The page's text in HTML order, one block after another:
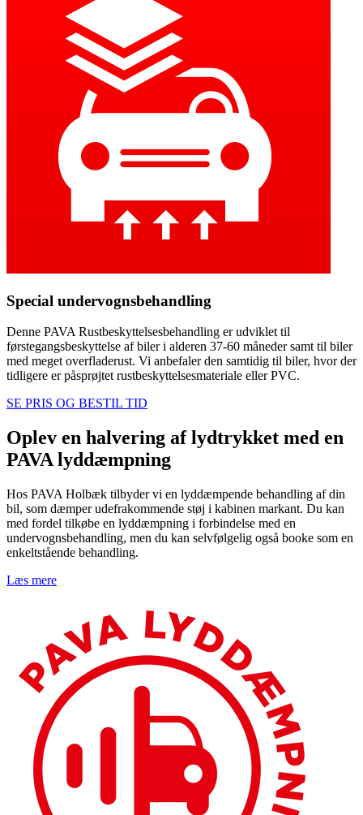
Special undervognsbehandling
Denne PAVA Rustbeskyttelsesbehandling er udviklet til
førstegangsbeskyttelse af biler i alderen 37-60 måneder samt til biler
med meget overfladerust. Vi anbefaler den samtidig til biler, hvor der
tidligere er påsprøjtet rustbeskyttelsesmateriale eller PVC.
SE PRIS OG BESTIL TID
Oplev en halvering af lydtrykket med en
PAVA lyddæmpning
Hos PAVA Holbæk tilbyder vi en lyddæmpende behandling af din
bil, som dæmper udefrakommende støj i kabinen markant. Du kan
med fordel tilkøbe en lyddæmpning i forbindelse med en
undervognsbehandling, men du kan selvfølgelig også booke som en
enkeltstående behandling.
Læs mere